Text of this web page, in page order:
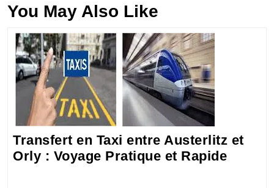
You May Also Like
Transfert en Taxi entre Austerlitz et
Orly : Voyage Pratique et Rapide